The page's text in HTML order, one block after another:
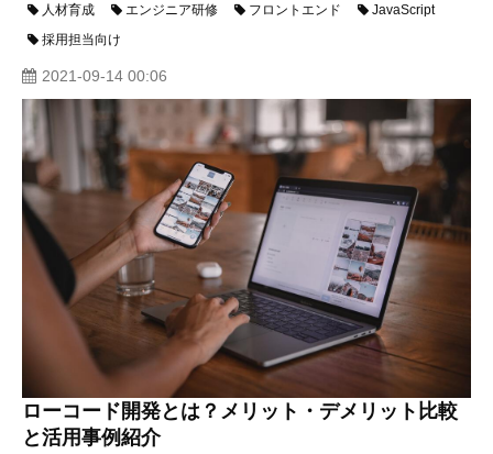
人材育成 エンジニア研修 フロントエンド
JavaScript
採用担当向け
2021-09-14 00:06
ローコード開発とは？メリット・デメリット比較
と活用事例紹介